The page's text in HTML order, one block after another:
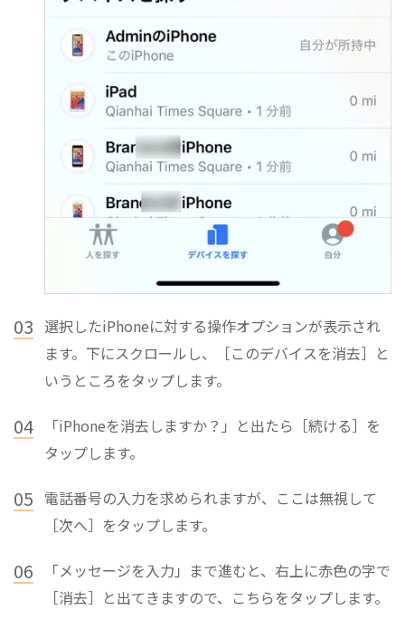
03 選択したiPhoneに対する操作オプションが表示され
ます。下にスクロールし、［このデバイスを消去］と
いうところをタップします。
04
「iPhoneを消去しますか？」と出たら［続ける］を
タップします。
05 電話番号の入力を求められますが、ここは無視して
［次へ］をタップします。
06
「メッセージを入力」まで進むと、右上に赤色の字で
［消去］と出てきますので、こちらをタップします。